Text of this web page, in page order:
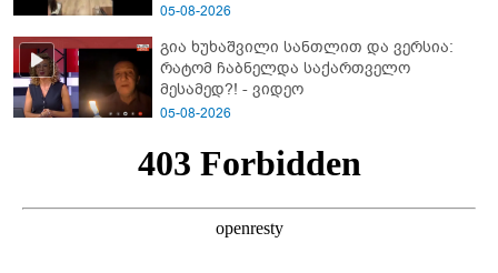
05-08-2026
გია ხუხაშვილი სანთლით და ვერსია:
რატომ ჩაბნელდა საქართველო
მესამედ?! - ვიდეო
05-08-2026